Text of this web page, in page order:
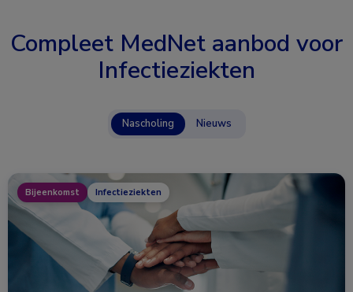
Compleet MedNet aanbod voor
Infectieziekten
Nascholing Nieuws
Bijeenkomst Infectieziekten